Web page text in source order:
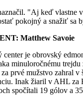
"Aj keď vlastne
pokojný a snažiť sa
Matthew Savoie
center je obrovský
minuloročnému
prvé mužstvo zahral v
Inak žiaril v AHL za
spočítali 19 gólov a